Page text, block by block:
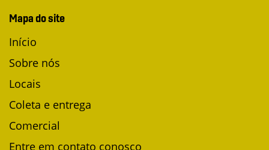
Mapa do site
Início
Sobre nós
Locais
Coleta e entrega
Comercial
Entre em contato conosco